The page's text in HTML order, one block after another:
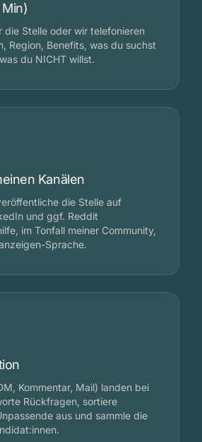
die Stelle oder wir telefonieren
Region, Benefits, was du suchst
du NICHT willst.
Kanälen
die Stelle auf
und ggf. Reddit
im Tonfall meiner Community,
Sprache.
Kommentar, Mail) landen bei
Rückfragen, sortiere
aus und sammle die